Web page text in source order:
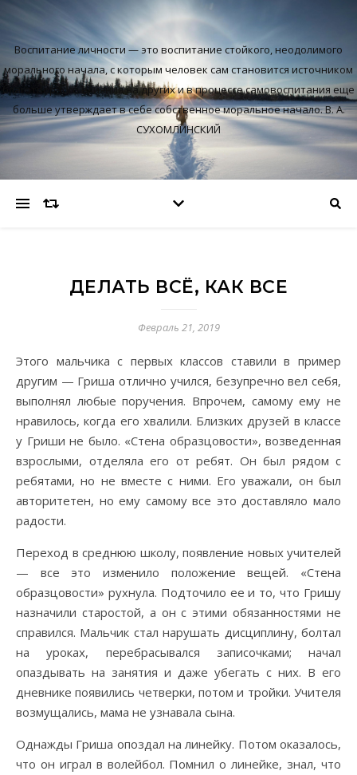
Воспитание личности — это воспитание стойкого, неодолимого
морального начала, с которым человек сам становится источником
благотворного влияния на других и в процессе самовоспитания еще
больше утверждает в себе собственное моральное начало. В. А.
СУХОМЛИНСКИЙ
ДЕЛАТЬ ВСЁ, КАК ВСЕ
Февраль 21, 2019
Этого мальчика с первых классов ставили в пример
другим — Гриша отлично учился, безупречно вел себя,
выполнял любые поручения. Впрочем, самому ему не
нравилось, когда его хвалили. Близких друзей в классе
у Гриши не было. «Стена образцовости», возведенная
взрослыми, отделяла его от ребят. Он был рядом с
ребятами, но не вместе с ними. Его уважали, он был
авторитетен, но ему самому все это доставляло мало
радости.
Переход в среднюю школу, появление новых учителей
— все это изменило положение вещей. «Стена
образцовости» рухнула. Подточило ее и то, что Гришу
назначили старостой, а он с этими обязанностями не
справился. Мальчик стал нарушать дисциплину, болтал
на уроках, перебрасывался записочками; начал
опаздывать на занятия и даже убегать с них. В его
дневнике появились четверки, потом и тройки. Учителя
возмущались, мама не узнавала сына.
Однажды Гриша опоздал на линейку. Потом оказалось,
что он играл в волейбол. Помнил о линейке, знал, что